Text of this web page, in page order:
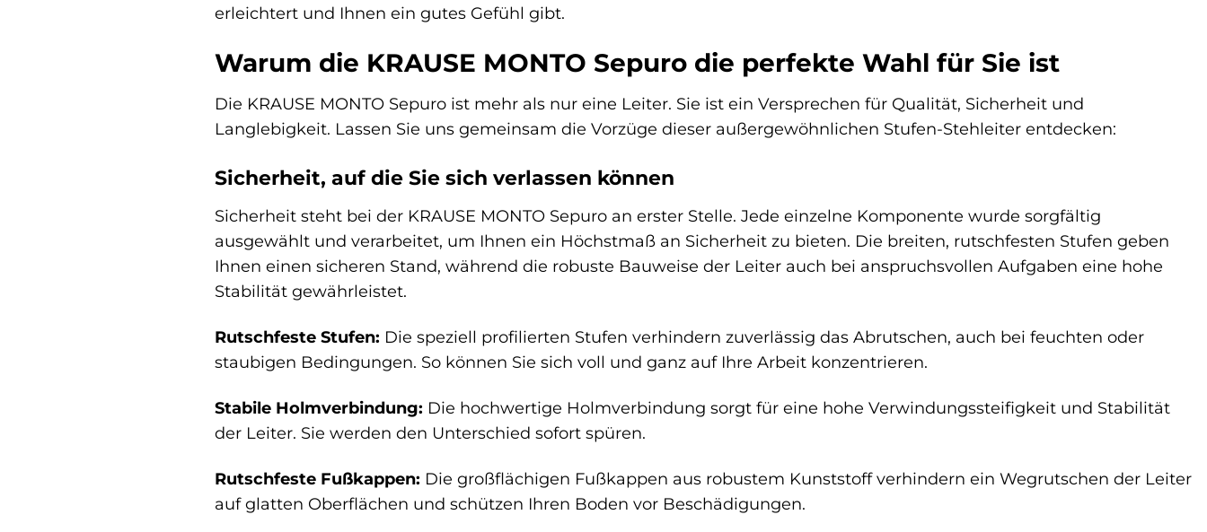
erleichtert und Ihnen ein gutes Gefühl gibt.
Warum die KRAUSE MONTO Sepuro die perfekte Wahl für Sie ist
Die KRAUSE MONTO Sepuro ist mehr als nur eine Leiter. Sie ist ein Versprechen für Qualität, Sicherheit und
Langlebigkeit. Lassen Sie uns gemeinsam die Vorzüge dieser außergewöhnlichen Stufen-Stehleiter entdecken:
Sicherheit, auf die Sie sich verlassen können
Sicherheit steht bei der KRAUSE MONTO Sepuro an erster Stelle. Jede einzelne Komponente wurde sorgfältig
ausgewählt und verarbeitet, um Ihnen ein Höchstmaß an Sicherheit zu bieten. Die breiten, rutschfesten Stufen geben
Ihnen einen sicheren Stand, während die robuste Bauweise der Leiter auch bei anspruchsvollen Aufgaben eine hohe
Stabilität gewährleistet.
Rutschfeste Stufen: Die speziell profilierten Stufen verhindern zuverlässig das Abrutschen, auch bei feuchten oder
staubigen Bedingungen. So können Sie sich voll und ganz auf Ihre Arbeit konzentrieren.
Stabile Holmverbindung: Die hochwertige Holmverbindung sorgt für eine hohe Verwindungssteifigkeit und Stabilität
der Leiter. Sie werden den Unterschied sofort spüren.
Rutschfeste Fußkappen: Die großflächigen Fußkappen aus robustem Kunststoff verhindern ein Wegrutschen der Leiter
auf glatten Oberflächen und schützen Ihren Boden vor Beschädigungen.